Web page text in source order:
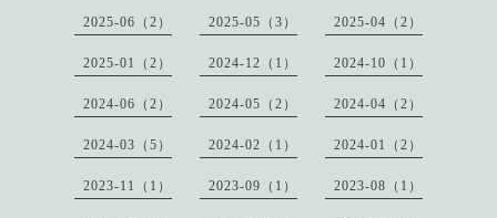
2025-06（2） 2025-05（3） 2025-04（2）
2025-01（2） 2024-12（1） 2024-10（1）
2024-06（2） 2024-05（2） 2024-04（2）
2024-03（5） 2024-02（1） 2024-01（2）
2023-11（1） 2023-09（1） 2023-08（1）